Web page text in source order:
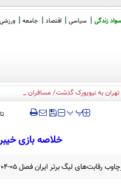
سواد زندگی سیاسی اقتصاد جامعه ورزشی
‍‍‍ پ پ
خلاصه بازی خیبر ۰ - شمس آذر ۰
لیگ برتر ایران فصل ۰۵-۱۴۰۴ هفته ۱۲